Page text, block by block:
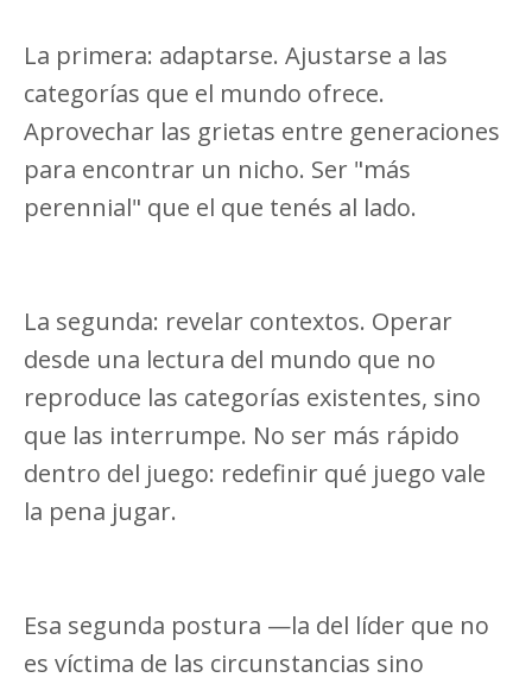
La primera: adaptarse. Ajustarse a las
categorías que el mundo ofrece.
Aprovechar las grietas entre generaciones
para encontrar un nicho. Ser "más
perennial" que el que tenés al lado.
La segunda: revelar contextos. Operar
desde una lectura del mundo que no
reproduce las categorías existentes, sino
que las interrumpe. No ser más rápido
dentro del juego: redefinir qué juego vale
la pena jugar.
Esa segunda postura —la del líder que no
es víctima de las circunstancias sino